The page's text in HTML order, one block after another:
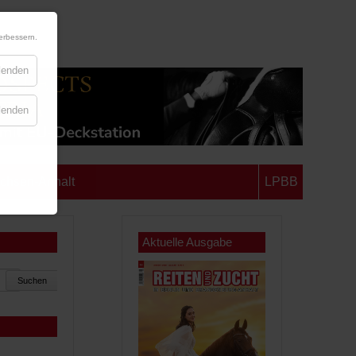
Anhalt LPBB
Suchen
Aktuelle Ausgabe